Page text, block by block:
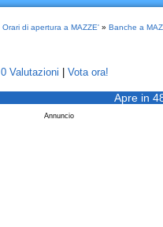
Orari di apertura a MAZZE'» Banche a
0 Valutazioni Vota ora!
Apre in
Annuncio